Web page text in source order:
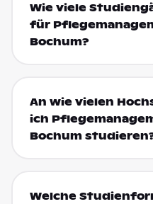
Wie viele
für
Bochum?
An wie vielen
ich
Bochum
Welche